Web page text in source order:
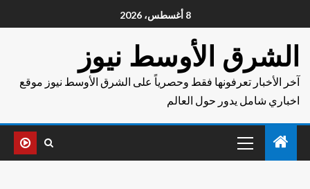
8 أغسطس، 2026
الشرق الأوسط نيوز
آخر الأخبار تعرفونها فقط وحصرياً على الشرق الأوسط نيوز موقع
اخباري شامل يدور حول العالم